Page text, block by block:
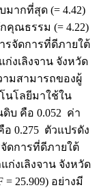
ากที่สุด (= 4.42)
คุณธรรม (= 4.22)
รจัดการที่ดีภายใต้
งเลิงจาน จังหวัด
มสามารถของผู้
นโลยีมาใช้ใน
บ คือ 0.052 ค่า
0.275 ตัวแปรดัง
ดการที่ดีภายใต้
งเลิงจาน จังหวัด
= 25.909) อย่างมี